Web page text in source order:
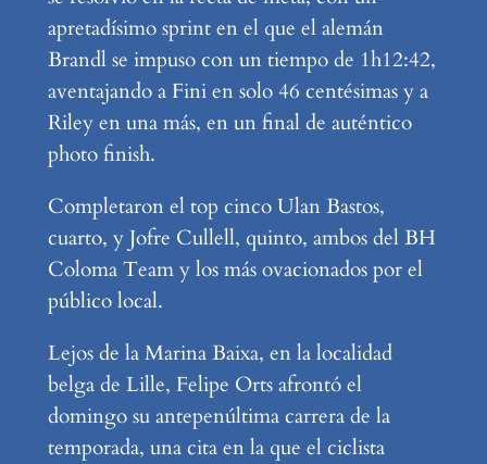
apretadísimo sprint en el que el alemán
Brandl se impuso con un tiempo de 1h12:42,
aventajando a Fini en solo 46 centésimas y a
Riley en una más, en un final de auténtico
photo finish.
Completaron el top cinco Ulan Bastos,
cuarto, y Jofre Cullell, quinto, ambos del BH
Coloma Team y los más ovacionados por el
público local.
Lejos de la Marina Baixa, en la localidad
belga de Lille, Felipe Orts afrontó el
domingo su antepenúltima carrera de la
temporada, una cita en la que el ciclista